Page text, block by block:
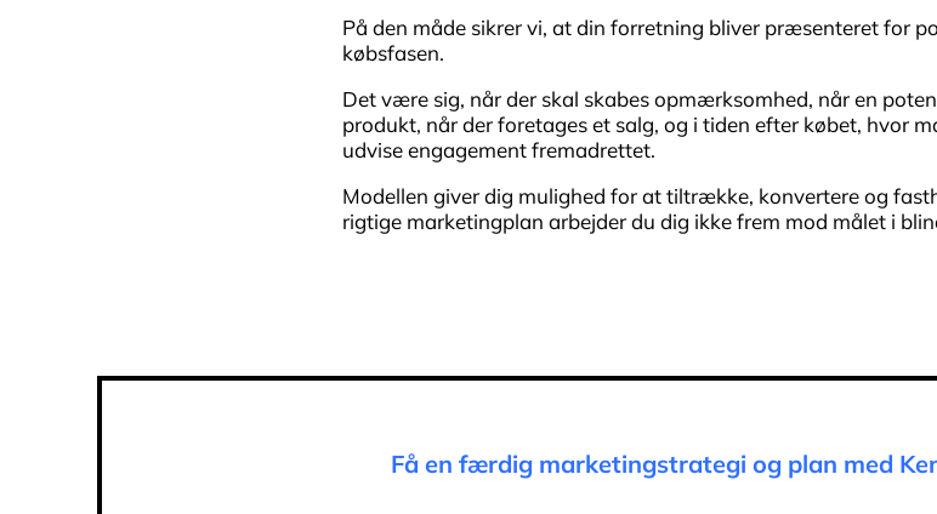
På den måde sikrer vi, at din forretning bliver præsenteret for
købsfasen.
Det være sig, når der skal skabes opmærksomhed, når en
produkt, når der foretages et salg, og i tiden efter købet, hvor
udvise engagement fremadrettet.
Modellen giver dig mulighed for at tiltrække, konvertere og
rigtige marketingplan arbejder du dig ikke frem mod målet i
Få en færdig marketingstrategi og plan med